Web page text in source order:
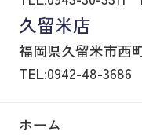
久留米店
福岡県久留米市西
TEL:0942-48-3686
ホーム